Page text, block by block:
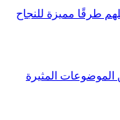
طرقًا مميزة للنجاح
الموضوعات المثيرة